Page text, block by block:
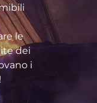
le
dei
i